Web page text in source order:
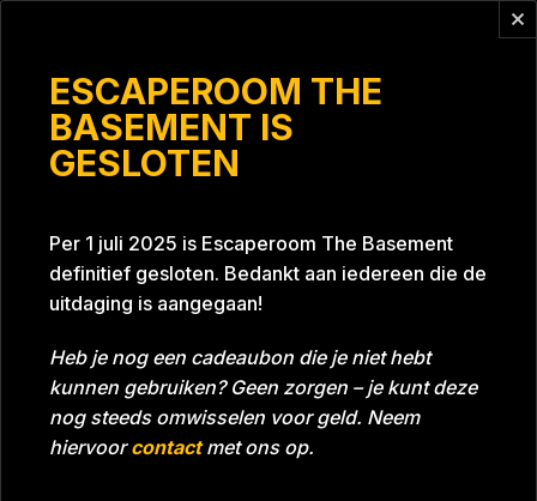
ESCAPEROOM THE
BASEMENT IS
GESLOTEN
Per 1 juli 2025 is Escaperoom The Basement
definitief gesloten. Bedankt aan iedereen die de
uitdaging is aangegaan!
Heb je nog een cadeaubon die je niet hebt
kunnen gebruiken? Geen zorgen – je kunt deze
nog steeds omwisselen voor geld. Neem
hiervoorcontactmet ons op.
Tijd Bijna gehaald Datum 07-10-2022
Room Project Blue 26A8